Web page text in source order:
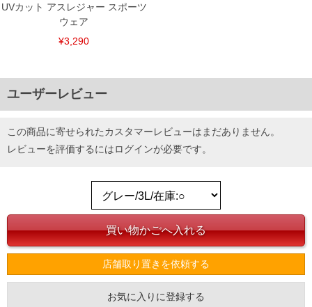
UVカット アスレジャー スポーツ
ウェア
¥3,290
ユーザーレビュー
この商品に寄せられたカスタマーレビューはまだありません。
レビューを評価するにはログインが必要です。
店舗取り置きを依頼する
お気に入りに登録する